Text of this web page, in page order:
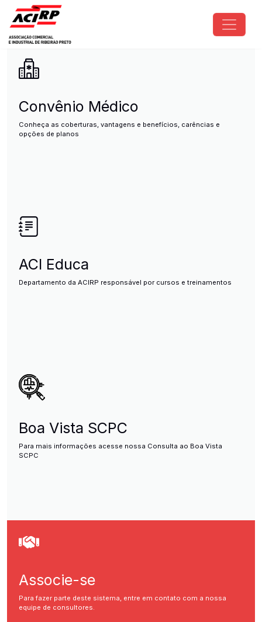
Pular para o conteúdo principal
ACIRP - Associação Comercial
Convênio Médico
Conheça as coberturas, vantagens e benefícios, carências e
opções de planos
ACI Educa
Departamento da ACIRP responsável por cursos e treinamentos
Boa Vista SCPC
Para mais informações acesse nossa Consulta ao Boa Vista
SCPC
Associe-se
Para fazer parte deste sistema, entre em contato com a nossa
equipe de consultores.